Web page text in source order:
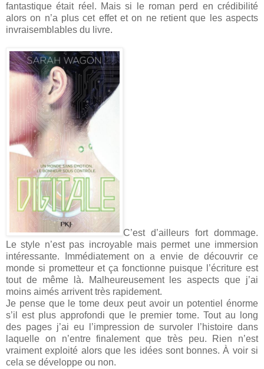
fantastique était réel. Mais si le roman perd en crédibilité
alors on n’a plus cet effet et on ne retient que les aspects
invraisemblables du livre.
C’est d’ailleurs fort dommage.
Le style n’est pas incroyable mais permet une immersion
intéressante. Immédiatement on a envie de découvrir ce
monde si prometteur et ça fonctionne puisque l’écriture est
tout de même là. Malheureusement les aspects que j’ai
moins aimés arrivent très rapidement.
Je pense que le tome deux peut avoir un potentiel énorme
s’il est plus approfondi que le premier tome. Tout au long
des pages j’ai eu l’impression de survoler l’histoire dans
laquelle on n’entre finalement que très peu. Rien n’est
vraiment exploité alors que les idées sont bonnes. À voir si
cela se développe ou non.